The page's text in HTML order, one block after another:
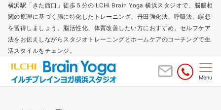
横浜駅「きた西口」徒歩５分のILCHI Brain Yoga 横浜スタジオで、脳腸相
関の原理に基づく腸に特化したトレーニング、丹田強化法、呼吸法、瞑想
を習得しましょう。脳活性化、体質改善したい方におすすめ。セルフケア
法をお伝えしながらスタジオトレーニングとホームケアのコーチングで生
活スタイルをチェンジ。
Menu